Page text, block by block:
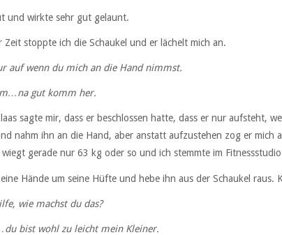
und wirkte sehr gut gelaunt.
Zeit stoppte ich die Schaukel und er lächelt mich an.
auf wenn du mich an die Hand nimmst.
gut komm her.
sagte mir, dass er beschlossen hatte, dass er nur aufsteht,
nahm ihn an die Hand, aber anstatt aufzustehen zog er mich
gerade nur 63 kg oder so und ich stemmte im
Hände um seine Hüfte und hebe ihn aus der Schaukel raus.
wie machst du das?
wohl zu leicht mein Kleiner.